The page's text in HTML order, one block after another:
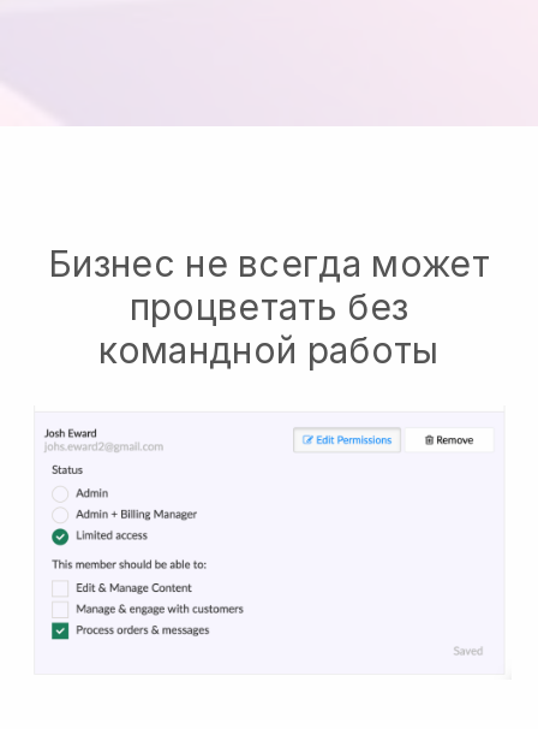
Бизнес не всегда может
процветать без
командной работы